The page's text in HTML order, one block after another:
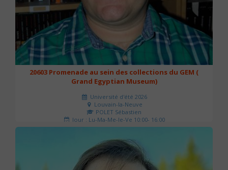
20603 Promenade au sein des collections du GEM (
Grand Egyptian Museum)
Université d'été 2026
Louvain-la-Neuve
POLET Sébastien
Jour : Lu-Ma-Me-Je-Ve 10:00- 16:00
Nombre de séances : 2